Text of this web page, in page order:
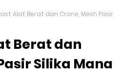
Alat Berat dan Crane, Mesh Pasir
Berat dan
Silika Mana